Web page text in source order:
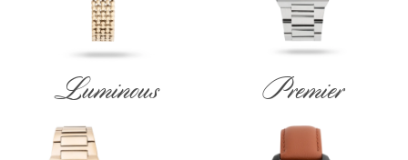
Premier
Luminous